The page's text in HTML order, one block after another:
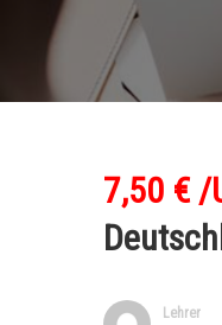
7,50 € /
Lehrer